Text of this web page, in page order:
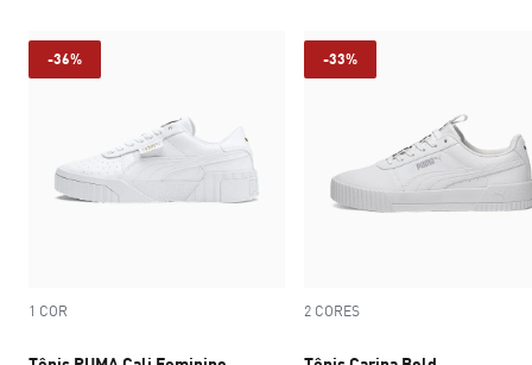
-36%
1 COR
-33%
2 CORES